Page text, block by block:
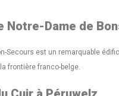
Notre-Dame de
Secours est un remarquable
frontière franco-belge.